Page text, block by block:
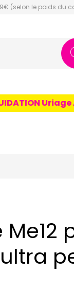
(selon le poids du
Uriage
Me12